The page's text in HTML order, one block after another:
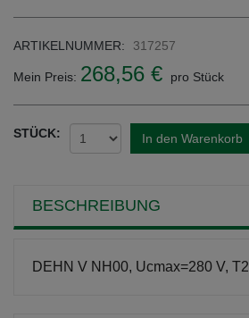
ARTIKELNUMMER: 317257
Mein Preis: 268,56 € pro Stück
STÜCK: In den Warenkorb
BESCHREIBUNG
DEHN V NH00, Ucmax=280 V, T2